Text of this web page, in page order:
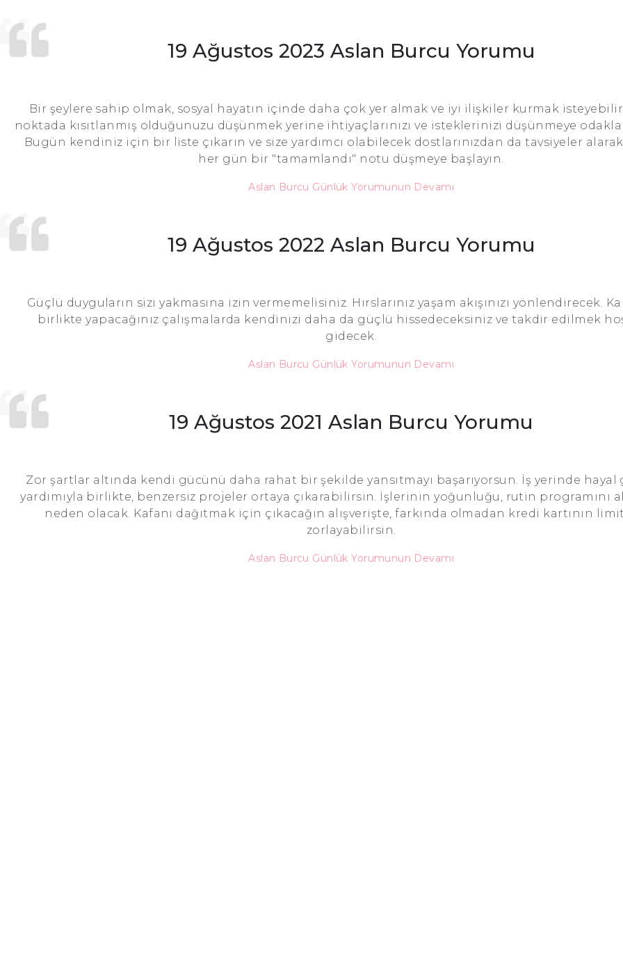
19 Ağustos 2023 Aslan Burcu Yorumu
Bir şeylere sahip olmak, sosyal hayatın içinde daha çok yer almak ve iyi ilişkiler kurmak
noktada kısıtlanmış olduğunuzu düşünmek yerine ihtiyaçlarınızı ve isteklerinizi düşünmeye
Bugün kendiniz için bir liste çıkarın ve size yardımcı olabilecek dostlarınızdan da tavsiyeler
her gün bir "tamamlandı" notu düşmeye başlayın.
Aslan Burcu Günlük Yorumunun Devamı
19 Ağustos 2022 Aslan Burcu Yorumu
Güçlü duyguların sizi yakmasına izin vermemelisiniz. Hırslarınız yaşam akışınızı yönlendirecek.
birlikte yapacağınız çalışmalarda kendinizi daha da güçlü hissedeceksiniz ve takdir edilmek
gidecek.
Aslan Burcu Günlük Yorumunun Devamı
19 Ağustos 2021 Aslan Burcu Yorumu
Zor şartlar altında kendi gücünü daha rahat bir şekilde yansıtmayı başarıyorsun. İş yerinde hayal
yardımıyla birlikte, benzersiz projeler ortaya çıkarabilirsin. İşlerinin yoğunluğu, rutin programını
neden olacak. Kafanı dağıtmak için çıkacağın alışverişte, farkında olmadan kredi kartının
zorlayabilirsin.
Aslan Burcu Günlük Yorumunun Devamı